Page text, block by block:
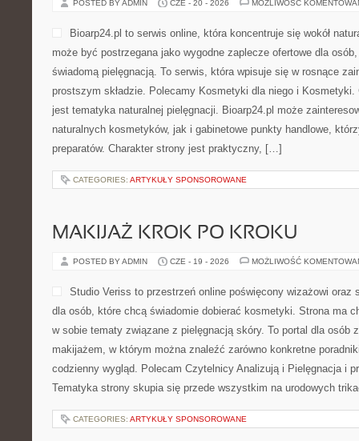
POSTED BY ADMIN CZE - 20 - 2026 MOŻLIWOŚĆ
Bioarp24.pl to serwis online, która koncentruje się wokół
może być postrzegana jako wygodne zaplecze ofertowe dla
świadomą pielęgnacją. To serwis, która wpisuje się w rosnące
prostszym składzie. Polecamy Kosmetyki dla niego i Kosmetyki.
jest tematyka naturalnej pielęgnacji. Bioarp24.pl może
naturalnych kosmetyków, jak i gabinetowe punkty handlowe,
preparatów. Charakter strony jest praktyczny, […]
CATEGORIES: ARTYKUŁY SPONSOROWANE
MAKIJAŻ KROK PO KROKU
POSTED BY ADMIN CZE - 19 - 2026 MOŻLIWOŚĆ
Studio Veriss to przestrzeń online poświęcony wizażowi oraz
dla osób, które chcą świadomie dobierać kosmetyki. Strona ma
w sobie tematy związane z pielęgnacją skóry. To portal dla osób
makijażem, w którym można znaleźć zarówno konkretne
codzienny wygląd. Polecam Czytelnicy Analizują i Pielęgnacja i
Tematyka strony skupia się przede wszystkim na urodowych
CATEGORIES: ARTYKUŁY SPONSOROWANE